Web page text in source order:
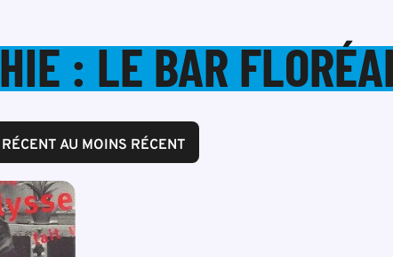
: LE BAR
AU MOINS RÉCENT